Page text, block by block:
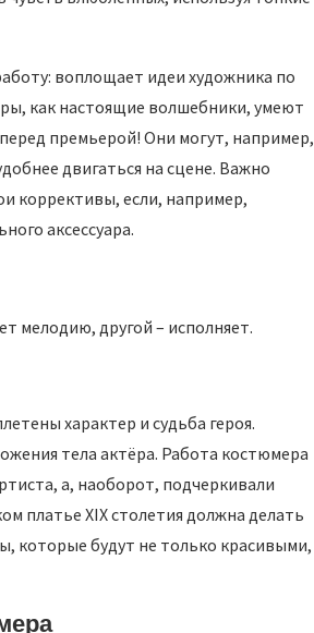
воплощает идеи художника по
как настоящие волшебники, умеют
премьерой! Они могут, например,
двигаться на сцене. Важно
коррективы, если, например,
аксессуара.
мелодию, другой – исполняет.
характер и судьба героя.
тела актёра. Работа костюмера
а, наоборот, подчеркивали
платье XIX столетия должна делать
которые будут не только красивыми,